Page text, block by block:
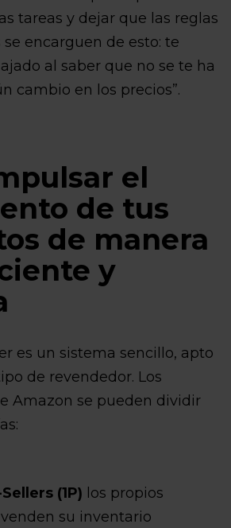
tareas y dejar que las reglas
encarguen de esto: te
al saber que no se te ha
cambio en los precios”.
el
de tus
de manera
y
es un sistema sencillo, apto
de revendedor. Los
Amazon se pueden dividir
(1P) los propios
su inventario